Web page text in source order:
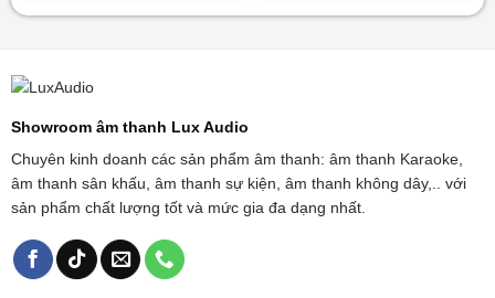
Showroom âm thanh Lux Audio
Chuyên kinh doanh các sản phẩm âm thanh: âm thanh Karaoke,
âm thanh sân khấu, âm thanh sự kiện, âm thanh không dây,.. với
sản phẩm chất lượng tốt và mức gia đa dạng nhất.